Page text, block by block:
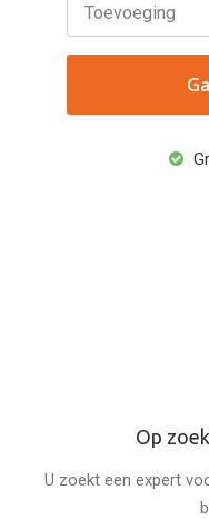
Toevoeging
Op
U zoekt een expert